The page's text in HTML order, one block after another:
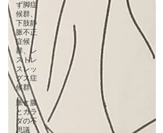
ず脚症
候群、
下肢静
脈不正
症候
群、レ
ストレ
スレッ
グス症
候群
脈と腹
とカラ
ダの不
思議